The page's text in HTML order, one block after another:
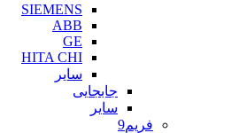
SIEMENS
ABB
GE
HITA CHI
سایر
جابجایی
سایر
فریم9